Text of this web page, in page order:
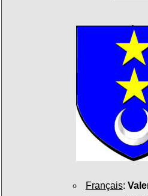
Français: